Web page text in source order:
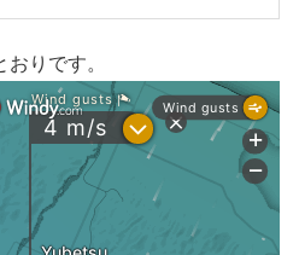
りです。